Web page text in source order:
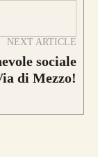
NEXT ARTICLE
sociale
di Mezzo!